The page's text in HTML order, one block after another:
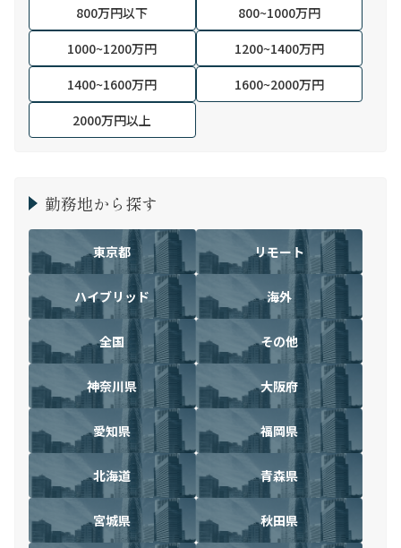
800万円以下
800~1000万円
1000~1200万円
1200~1400万円
1400~1600万円
1600~2000万円
2000万円以上
勤務地から探す
東京都 リモート
ハイブリッド 海外
全国 その他
神奈川県 大阪府
愛知県 福岡県
北海道 青森県
宮城県 秋田県